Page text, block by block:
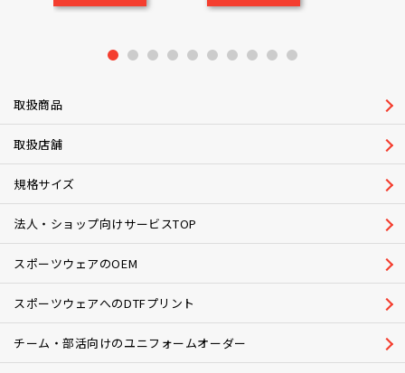
3 4 5 6 7 8 9 10
取扱商品
取扱店舗
規格サイズ
法人・ショップ向けサービスTOP
スポーツウェアのOEM
スポーツウェアへのDTFプリント
チーム・部活向けのユニフォームオーダー